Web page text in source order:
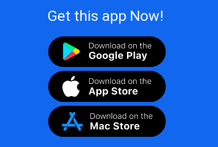
Get this app Now!